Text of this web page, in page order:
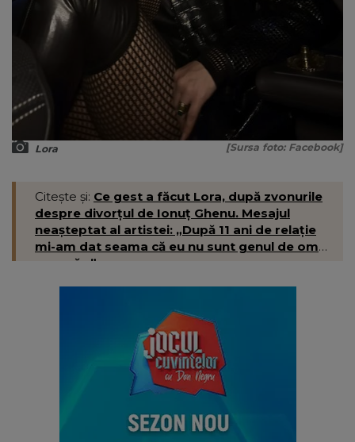
Lora [Sursa foto: Facebook]
Citește și: Ce gest a făcut Lora, după zvonurile
despre divorțul de Ionuț Ghenu. Mesajul
neașteptat al artistei: „După 11 ani de relație
mi-am dat seama că eu nu sunt genul de om
care să...”